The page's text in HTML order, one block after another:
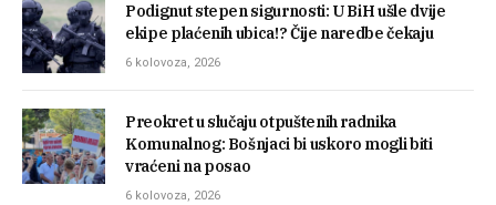
Podignut stepen sigurnosti: U BiH ušle dvije
ekipe plaćenih ubica!? Čije naredbe čekaju
6 kolovoza, 2026
Preokret u slučaju otpuštenih radnika
Komunalnog: Bošnjaci bi uskoro mogli biti
vraćeni na posao
6 kolovoza, 2026